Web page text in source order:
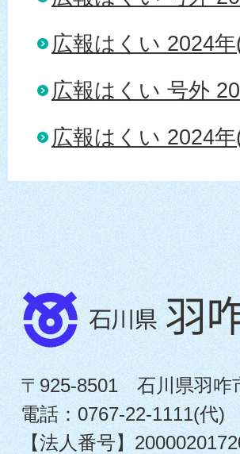
広報はくい 2024
広報はくい 号外
広報はくい 2024
〒925-8501 石川県羽咋
電話：0767-22-1111(代)
【法人番号】